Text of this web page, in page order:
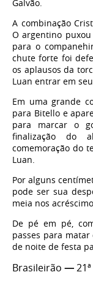
Galvão.
A combinação
O argentino
para o
chute forte foi
os aplausos da
Luan entrar em
Em uma grande
para Bitello e
para marcar o
finalização do
comemoração do
Luan.
Por alguns
pode ser sua
meia nos
De pé em pé,
passes para
de noite de festa
Brasileirão —